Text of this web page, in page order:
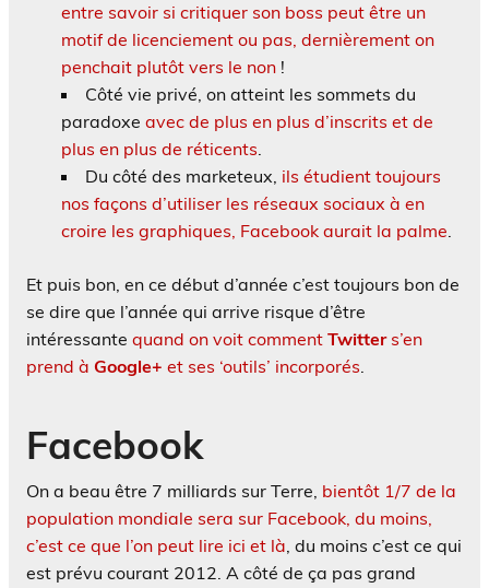
entre savoir si critiquer son boss peut être un
motif de licenciement ou pas, dernièrement on
penchait plutôt vers le non !
Côté vie privé, on atteint les sommets du
paradoxe avec de plus en plus d’inscrits et de
plus en plus de réticents.
Du côté des marketeux, ils étudient toujours
nos façons d’utiliser les réseaux sociaux à en
croire les graphiques, Facebook aurait la palme.
Et puis bon, en ce début d’année c’est toujours bon de
se dire que l’année qui arrive risque d’être
intéressante quand on voit comment Twitters’en
prend à Google+ et ses ‘outils’ incorporés.
Facebook
On a beau être 7 milliards sur Terre, bientôt 1/7 de la
population mondiale sera sur Facebook, du moins,
c’est ce que l’on peut lire ici et là, du moins c’est ce qui
est prévu courant 2012. A côté de ça pas grand